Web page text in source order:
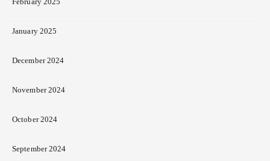
January 2025
December 2024
November 2024
October 2024
September 2024